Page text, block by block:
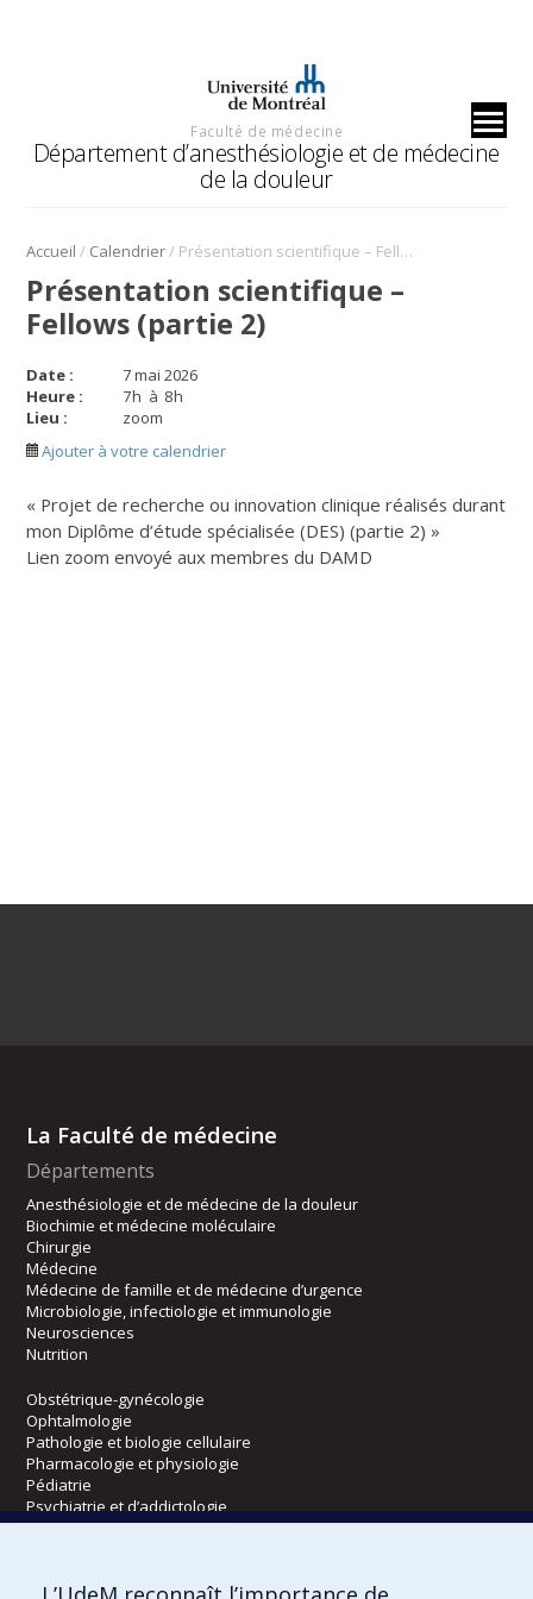
Faculté de médecine
Département d’anesthésiologie et de médecine
de la douleur
Accueil / Calendrier/ Présentation scientifique – Fellows (partie 2)
Présentation scientifique –
Fellows (partie 2)
Date :
7 mai 2026
Heure :
7h à 8h
Lieu :
zoom
Ajouter à votre calendrier
« Projet de recherche ou innovation clinique réalisés durant
mon Diplôme d’étude spécialisée (DES) (partie 2) »
Lien zoom envoyé aux membres du DAMD
La Faculté de médecine
Départements
Anesthésiologie et de médecine de la douleur
Biochimie et médecine moléculaire
Chirurgie
Médecine
Médecine de famille et de médecine d’urgence
Microbiologie, infectiologie et immunologie
Neurosciences
Nutrition
Obstétrique-gynécologie
Ophtalmologie
Pathologie et biologie cellulaire
Pharmacologie et physiologie
Pédiatrie
Psychiatrie et d’addictologie
Radiologie, radio-oncologie et médecine nucléaire